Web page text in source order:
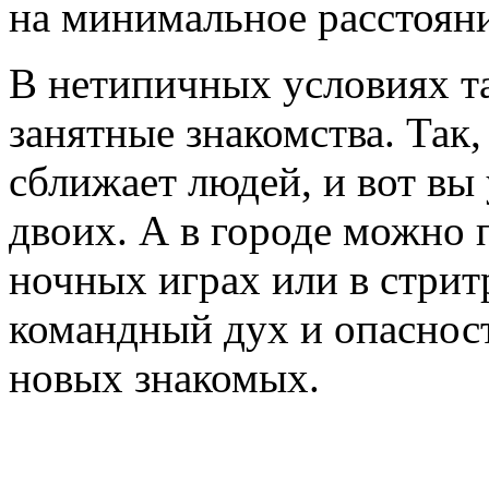
на минимальное
В нетипичных условиях
занятные знакомства.
сближает людей, и вот
двоих. А в городе можно
ночных играх или в
командный дух и
новых знакомых.